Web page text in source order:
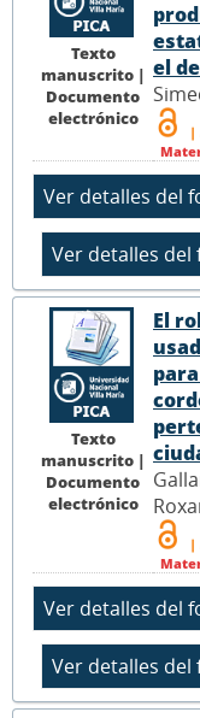
Texto
manuscrito |
Documento
electrónico
el
|
Texto
manuscrito |
Documento
electrónico
El
|